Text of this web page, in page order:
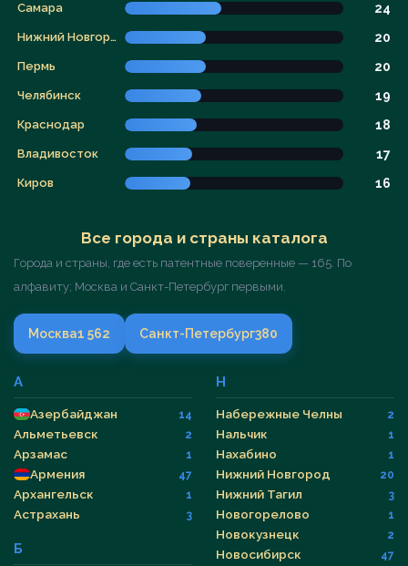
Самара 24
Нижний Новгород 20
Пермь 20
Челябинск 19
Краснодар 18
Владивосток 17
Киров 16
Все города и страны каталога
Города и страны, где есть патентные поверенные — 165. По
алфавиту; Москва и Санкт-Петербург первыми.
Москва1 562 Санкт-Петербург380
А
Азербайджан 14
Альметьевск 2
Арзамас 1
Армения 47
Архангельск 1
Астрахань 3
Б
Н
Набережные Челны 2
Нальчик 1
Нахабино 1
Нижний Новгород 20
Нижний Тагил 3
Новогорелово 1
Новокузнецк 2
Новосибирск 47